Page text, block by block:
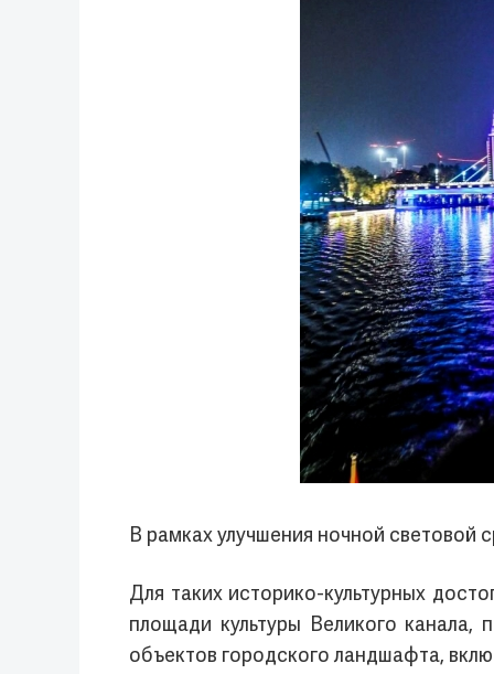
В рамках улучшения ночной световой
Для таких историко-культурных
площади культуры Великого
объектов городского ландшафта,